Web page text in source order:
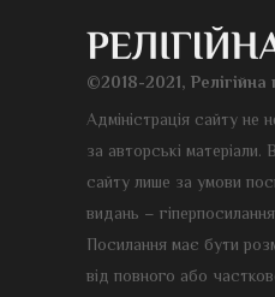
©2018-2021, Релігійна
Адміністрація сайту не
за авторські матеріали.
сайту лише за умови
видань –
Посилання має бути
від повного або